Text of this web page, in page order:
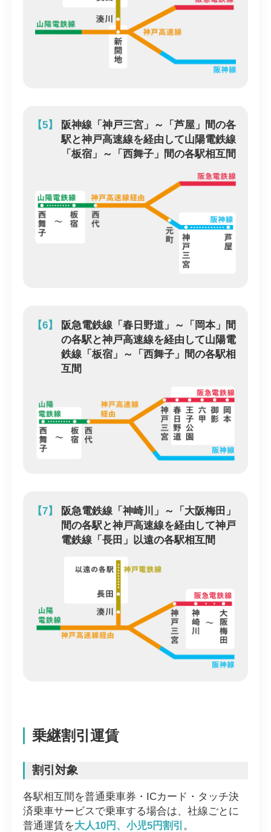
【5】
阪神線「神戸三宮」～「芦屋」間の各
駅と神戸高速線を経由して山陽電鉄線
「板宿」～「西舞子」間の各駅相互間
【6】
阪急電鉄線「春日野道」～「岡本」間
の各駅と神戸高速線を経由して山陽電
鉄線「板宿」～「西舞子」間の各駅相
互間
【7】
阪急電鉄線「神崎川」～「大阪梅田」
間の各駅と神戸高速線を経由して神戸
電鉄線「長田」以遠の各駅相互間
乗継割引運賃
割引対象
各駅相互間を普通乗車券・ICカード・タッチ決
済乗車サービスで乗車する場合は、社線ごとに
普通運賃を大人10円、小児5円割引 。